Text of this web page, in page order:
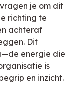
je om dit
richting te
achteraf
Dit
energie die
is
en inzicht.